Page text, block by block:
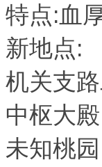
特点:血
新地点:
机关支
中枢大
未知桃